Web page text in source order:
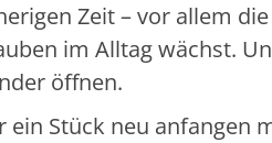
Zeit – vor allem
im Alltag wächst.
öffnen.
Stück neu anfangen